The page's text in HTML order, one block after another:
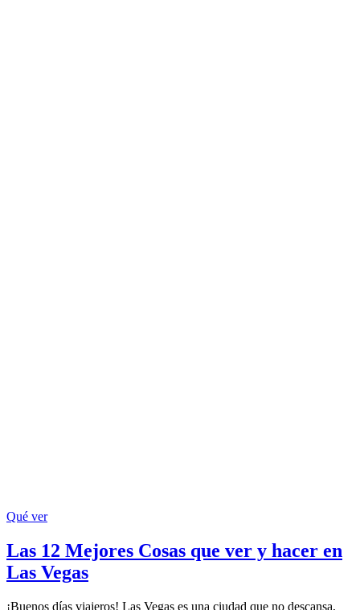
Qué ver
Las 12 Mejores Cosas que ver y hacer en
Las Vegas
¡Buenos días viajeros! Las Vegas es una ciudad que no descansa,